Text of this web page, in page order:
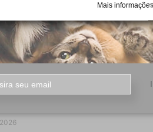
Pro Plan para cães e gatos
peso ou saúde urinária, com critério
para cães: como
antiparasitária cães certa:
Mais informações